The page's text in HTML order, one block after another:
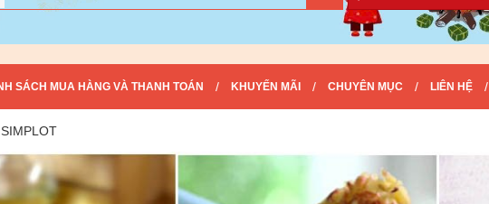
SÁCH MUA HÀNG VÀ THANH TOÁN / KHUYẾN MÃI / CHUYÊN MỤC / LIÊN HỆ /